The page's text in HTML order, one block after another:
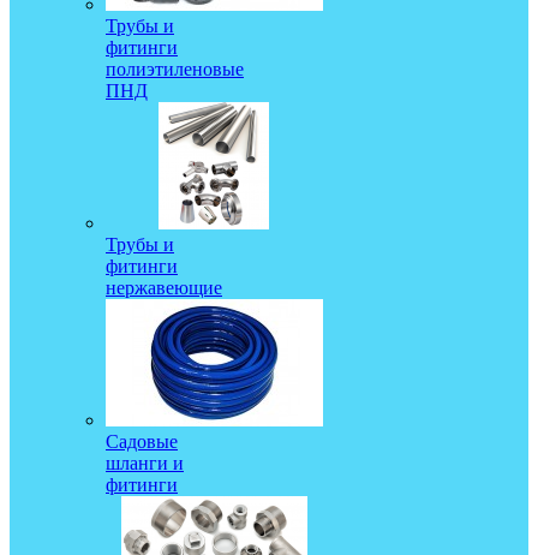
Трубы и
фитинги
полиэтиленовые
ПНД
Трубы и
фитинги
нержавеющие
Садовые
шланги и
фитинги